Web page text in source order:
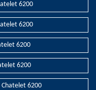
6200
6200
6200
6200
6200